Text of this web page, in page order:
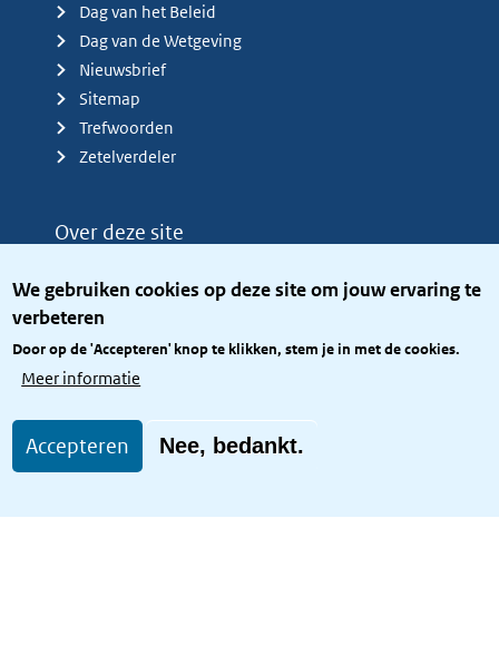
We gebruiken cookies op deze site om jouw ervaring te
verbeteren
Door op de 'Accepteren' knop te klikken, stem je in met de cookies.
Meer informatie
Accepteren Nee, bedankt.
Dag van het Beleid
Dag van de Wetgeving
Nieuwsbrief
Sitemap
Trefwoorden
Zetelverdeler
Over deze site
Privacy
Toegang site openbaar
Toegankelijkheid